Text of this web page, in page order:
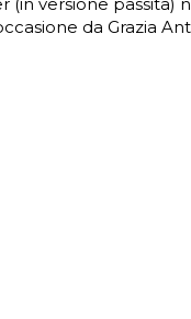
da Grazia